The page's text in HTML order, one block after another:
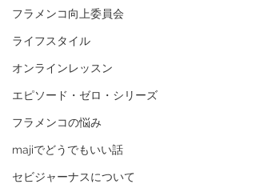
フラメンコ向上委員会
ライフスタイル
オンラインレッスン
エピソード・ゼロ・シリーズ
フラメンコの悩み
majiでどうでもいい話
セビジャーナスについて